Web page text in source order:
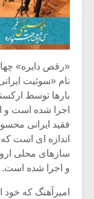
نام «سوئیت
بارها توسط
اجرا شده است و
فقید ایرانی
اندازه ای است
سازهای محلی
و اجرا شده است.
امیرآهنگ که